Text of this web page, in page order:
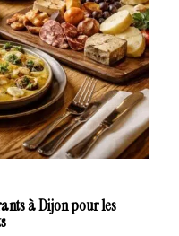
à Dijon pour les